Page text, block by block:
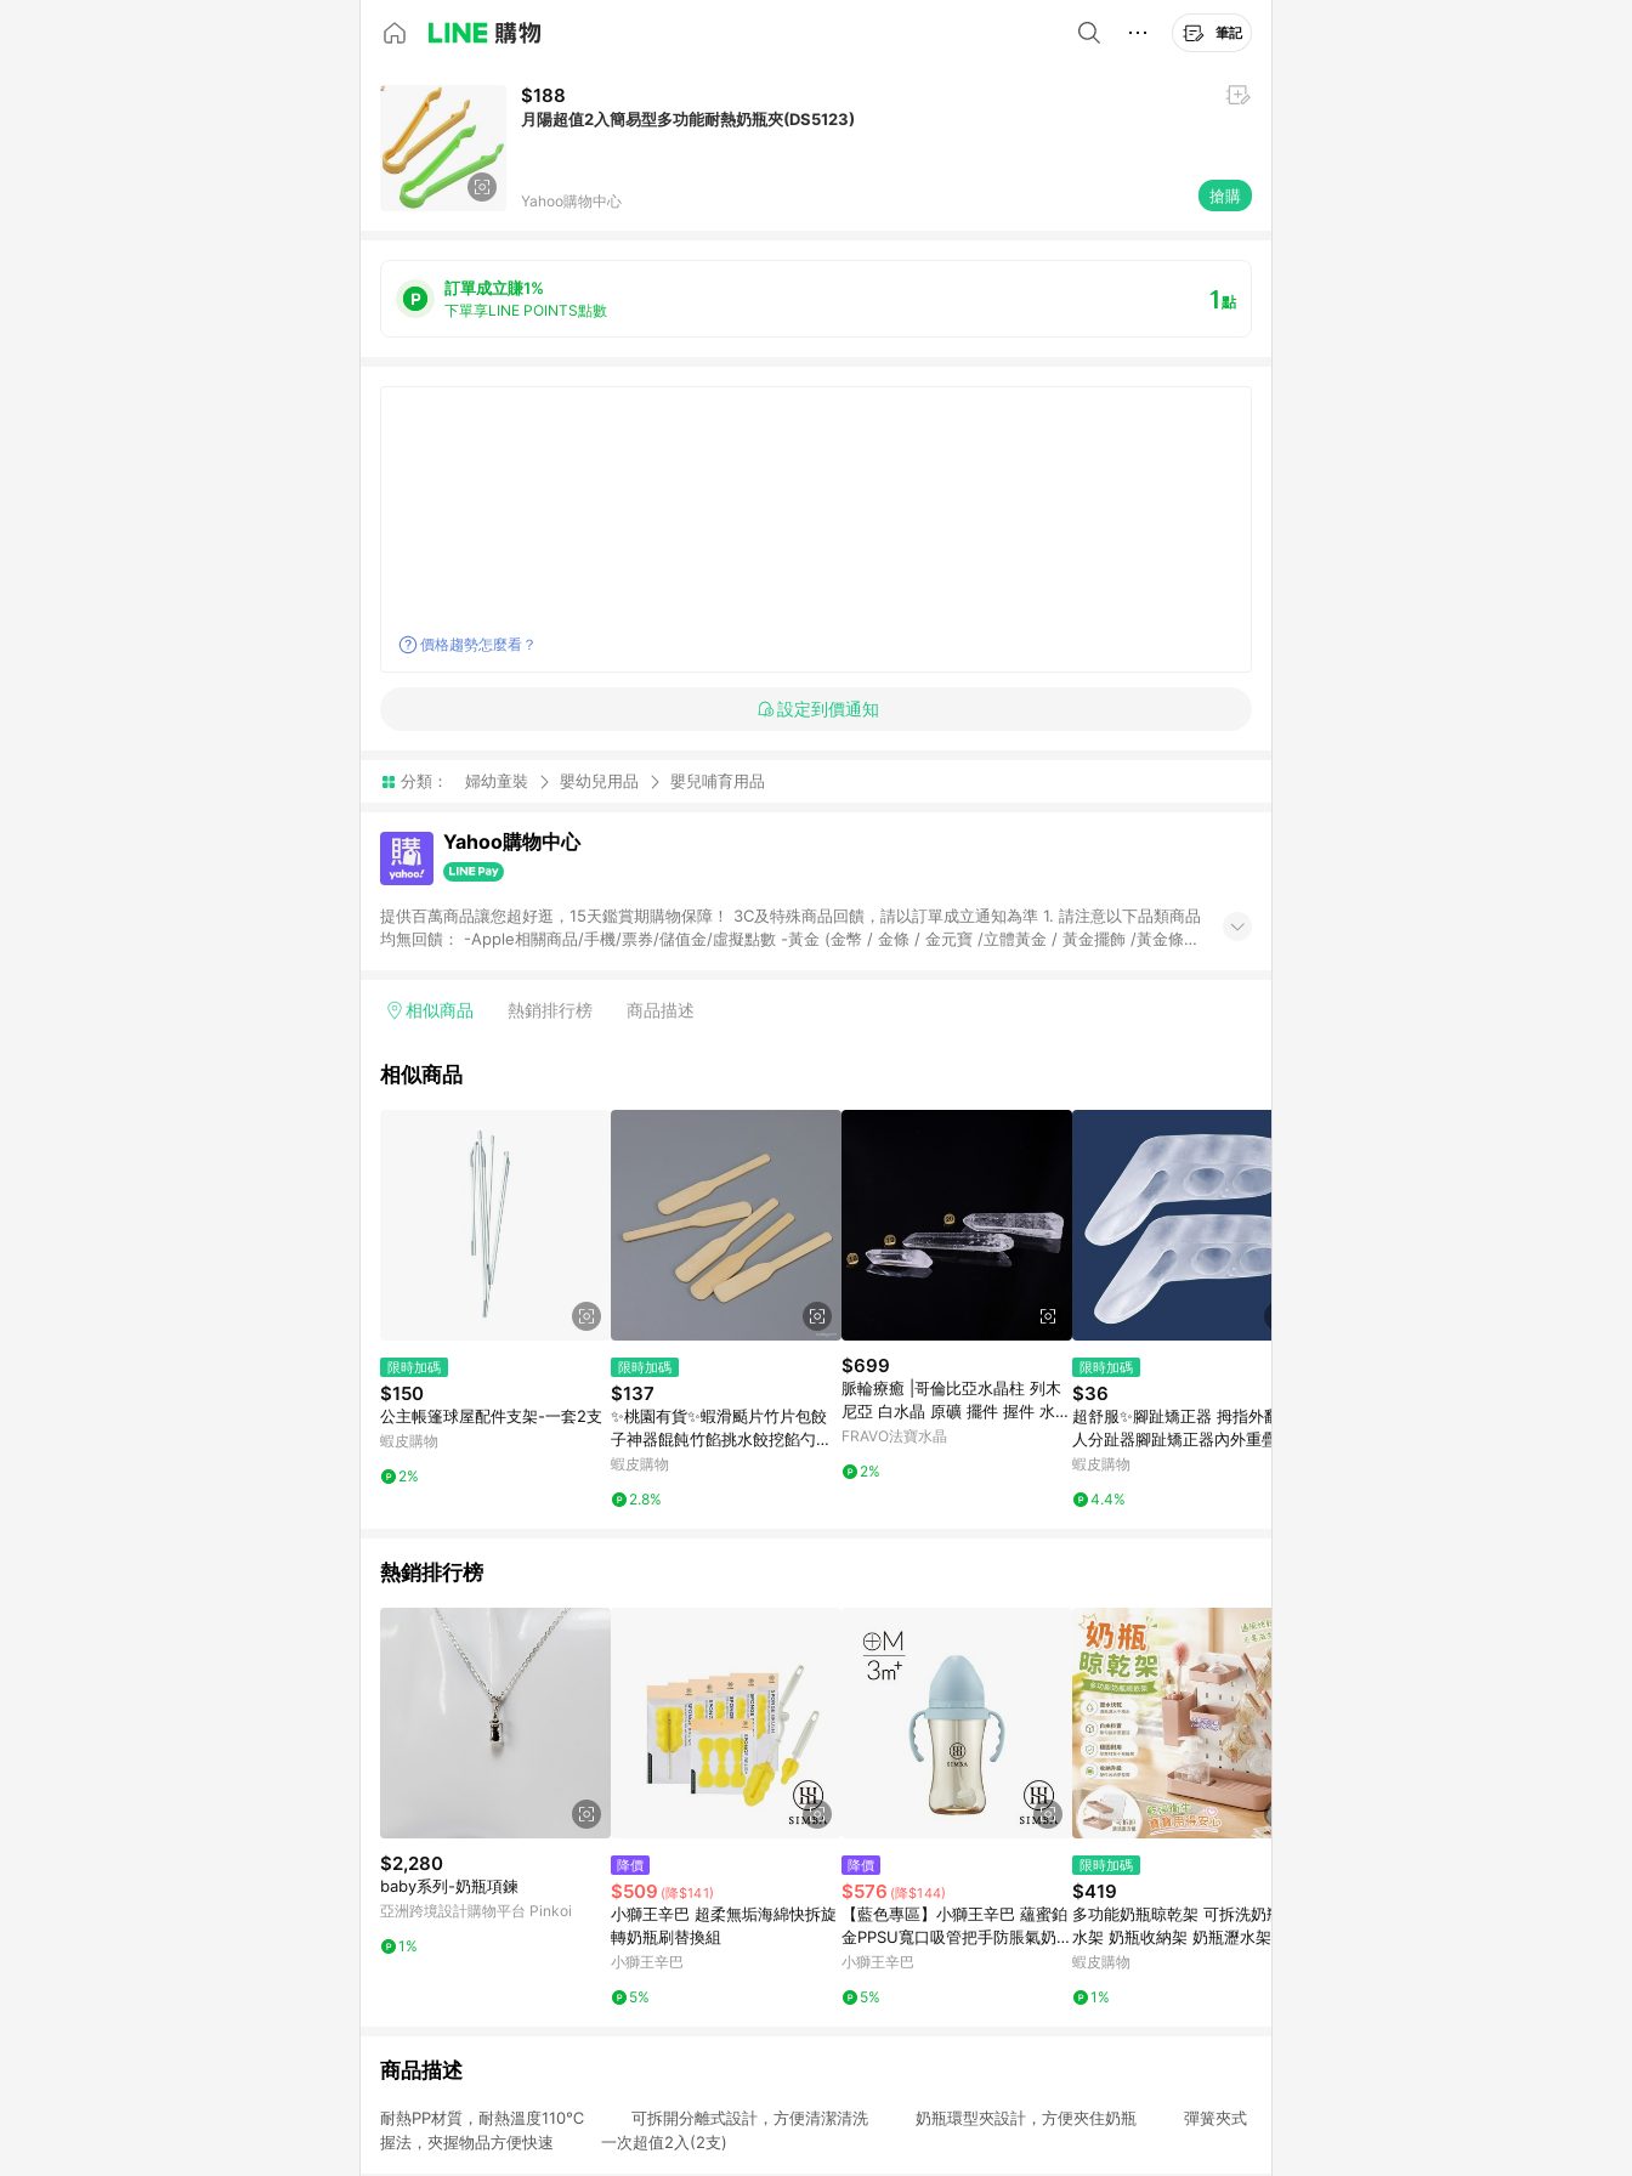
筆記
$188
月陽超值2入簡易型多功能耐熱奶瓶夾(DS5123)
Yahoo購物中心 搶購
訂單成立賺1%
下單享LINE POINTS點數 1點
價格趨勢怎麼看？
設定到價通知
分類： 婦幼童裝 嬰幼兒用品 嬰兒哺育用品
Yahoo購物中心
提供百萬商品讓您超好逛，15天鑑賞期購物保障！ 3C及特殊商品回饋，請以訂單成立通知為準 1. 請注意以下品類商品
均無回饋： -Apple相關商品/手機/票券/儲值金/虛擬點數 -黃金 (金幣 / 金條 / 金元寶 /立體黃金 / 黃金擺飾 /黃金條
Yahoo超贈點回饋者 - 購物中心商店之商品：商品賣場中有標示「商店」及顯示商店名稱者(指定活動店家除外) 3. 訂
相似商品 熱銷排行榜 商品描述
相似商品
限時加碼
$150
公主帳篷球屋配件支架-一套2支
蝦皮購物
2%
限時加碼
$137
✨桃園有貨✨蝦滑颳片竹片包餃
子神器餛飩竹餡挑水餃挖餡勺餡
料勺攪拌勺竹製 CGL7
蝦皮購物
2.8%
$699
脈輪療癒 |哥倫比亞水晶柱 列木
尼亞 白水晶 原礦 擺件 握件 水晶
柱 3CS12-18,19,20
FRAVO法寶水晶
2%
限時加碼
$36
超舒服✨腳趾矯正器 拇指外翻 成
人分趾器腳趾矯正器內外重疊擠
壓小拇指外翻硅膠分離器穿鞋防
蝦皮購物
4.4%
熱銷排行榜
$2,280
baby系列-奶瓶項鍊
亞洲跨境設計購物平台 Pinkoi
1%
降價
$509 (降$141)
小獅王辛巴 超柔無垢海綿快拆旋
轉奶瓶刷替換組
小獅王辛巴
5%
降價
$576 (降$144)
【藍色專區】小獅王辛巴 蘊蜜鉑
金PPSU寬口吸管把手防脹氣奶瓶
(270ml)-學飲適用(主導式餵奶專
小獅王辛巴
5%
限時加碼
$419
多功能奶瓶晾乾架 可拆洗奶瓶瀝
水架 奶瓶收納架 奶瓶瀝水架 多
功能收納架 杯子瀝水架 奶瓶架
蝦皮購物
1%
商品描述
耐熱PP材質，耐熱溫度110℃ 可拆開分離式設計，方便清潔清洗 奶瓶環型夾設計，方便夾住奶瓶 彈簧夾式
握法，夾握物品方便快速 一次超值2入(2支)